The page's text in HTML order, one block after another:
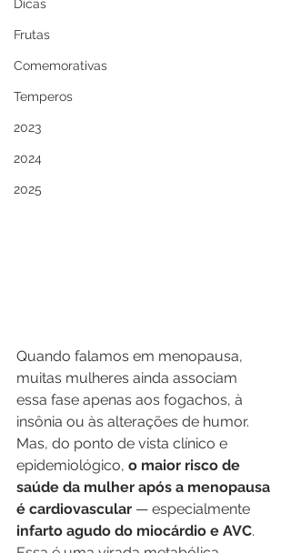
Dicas
Frutas
Comemorativas
Temperos
2023
2024
2025
Quando falamos em menopausa,
muitas mulheres ainda associam
essa fase apenas aos fogachos, à
insônia ou às alterações de humor.
Mas, do ponto de vista clínico e
epidemiológico, o maior risco de
saúde da mulher após a menopausa
é cardiovascular — especialmente
infarto agudo do miocárdio e AVC.